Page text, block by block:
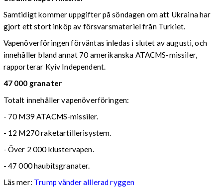
Samtidigt kommer uppgifter på söndagen om att Ukraina har
gjort ett stort inköp av försvarsmateriel från Turkiet.
Vapenöverföringen förväntas inledas i slutet av augusti, och
innehåller bland annat 70 amerikanska ATACMS-missiler,
rapporterar Kyiv Independent.
47 000 granater
Totalt innehåller vapenöverföringen:
- 70 M39 ATACMS-missiler.
- 12 M270 raketartillerisystem.
- Över 2 000 klustervapen.
- 47 000 haubitsgranater.
Läs mer: Trump vänder allierad ryggen